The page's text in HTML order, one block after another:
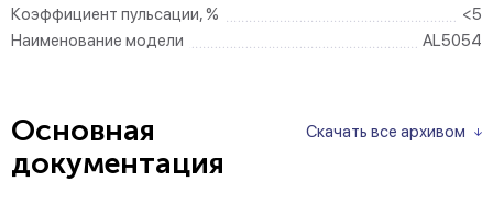
Коэффициент пульсации, %
<5
Наименование модели
AL5054
Скачать все архивом
Основная
документация